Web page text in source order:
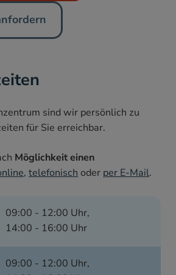
sind wir persönlich zu
für Sie erreichbar.
Möglichkeit einen
, telefonisch oder per E-Mail.
09:00 - 12:00 Uhr,
14:00 - 16:00 Uhr
09:00 - 12:00 Uhr,